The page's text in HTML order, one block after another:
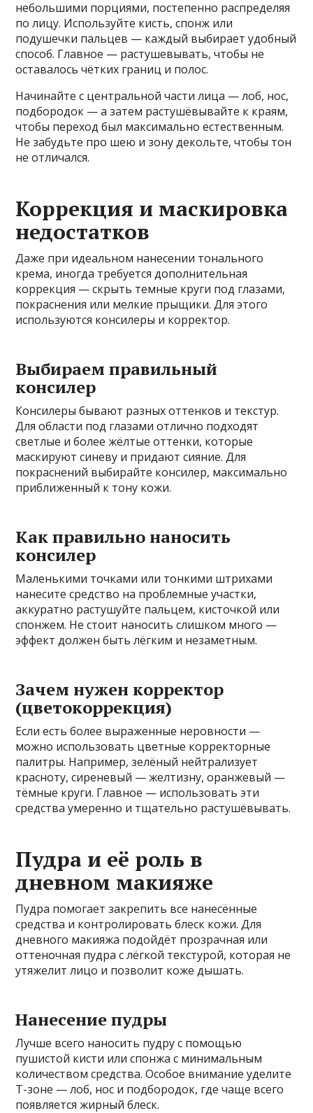
небольшими порциями, постепенно распределяя
по лицу. Используйте кисть, спонж или
подушечки пальцев — каждый выбирает удобный
способ. Главное — растушевывать, чтобы не
оставалось чётких границ и полос.
Начинайте с центральной части лица — лоб, нос,
подбородок — а затем растушёвывайте к краям,
чтобы переход был максимально естественным.
Не забудьте про шею и зону декольте, чтобы тон
не отличался.
Коррекция и маскировка
недостатков
Даже при идеальном нанесении тонального
крема, иногда требуется дополнительная
коррекция — скрыть темные круги под глазами,
покраснения или мелкие прыщики. Для этого
используются консилеры и корректор.
Выбираем правильный
консилер
Консилеры бывают разных оттенков и текстур.
Для области под глазами отлично подходят
светлые и более жёлтые оттенки, которые
маскируют синеву и придают сияние. Для
покраснений выбирайте консилер, максимально
приближенный к тону кожи.
Как правильно наносить
консилер
Маленькими точками или тонкими штрихами
нанесите средство на проблемные участки,
аккуратно растушуйте пальцем, кисточкой или
спонжем. Не стоит наносить слишком много —
эффект должен быть лёгким и незаметным.
Зачем нужен корректор
(цветокоррекция)
Если есть более выраженные неровности —
можно использовать цветные корректорные
палитры. Например, зелёный нейтрализует
красноту, сиреневый — желтизну, оранжевый —
тёмные круги. Главное — использовать эти
средства умеренно и тщательно растушёвывать.
Пудра и её роль в
дневном макияже
Пудра помогает закрепить все нанесённые
средства и контролировать блеск кожи. Для
дневного макияжа подойдёт прозрачная или
оттеночная пудра с лёгкой текстурой, которая не
утяжелит лицо и позволит коже дышать.
Нанесение пудры
Лучше всего наносить пудру с помощью
пушистой кисти или спонжа с минимальным
количеством средства. Особое внимание уделите
Т-зоне — лоб, нос и подбородок, где чаще всего
появляется жирный блеск.